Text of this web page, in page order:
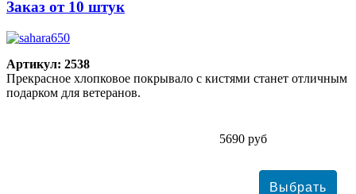
Заказ от 10 штук
Артикул: 2538
Прекрасное хлопковое покрывало с кистями станет отличным
подарком для ветеранов.
5690 руб